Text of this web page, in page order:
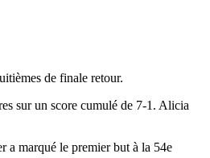
de finale retour.
sur un score cumulé de 7-1. Alicia
a marqué le premier but à la 54e